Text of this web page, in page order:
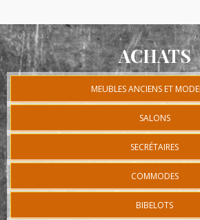
ACHATS
MEUBLES ANCIENS ET
SALONS
SECRÉTAIRES
COMMODES
BIBELOTS